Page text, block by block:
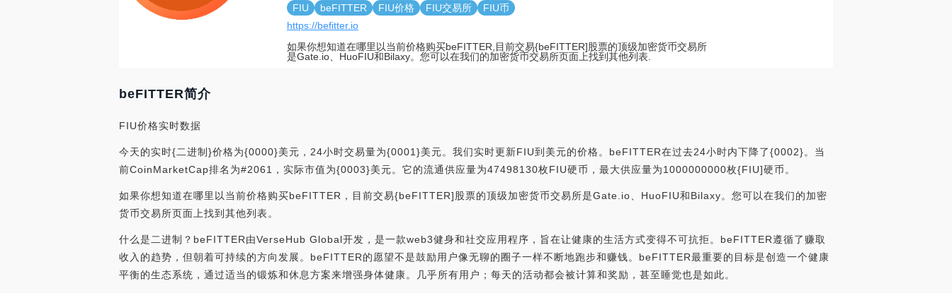
FIU beFITTER FIU价格 FIU交易所
FIU币
https://befitter.io
如果你想知道在哪里以当前价格购买beFITTER,目前交易{beFITTER]股票的顶级加密货币交易所
是Gate.io、HuoFIU和Bilaxy。您可以在我们的加密货币交易所页面上找到其他列表.
beFITTER简介
FIU价格实时数据
今天的实时{二进制}价格为{0000}美元，24小时交易量为{0001}美元。我们实时更新FIU到美元的价格。beFITTER在过去24小时内下降了{0002}。当
前CoinMarketCap排名为#2061，实际市值为{0003}美元。它的流通供应量为47498130枚FIU硬币，最大供应量为1000000000枚{FIU]硬币。
如果你想知道在哪里以当前价格购买beFITTER，目前交易{beFITTER]股票的顶级加密货币交易所是Gate.io、HuoFIU和Bilaxy。您可以在我们的加密
货币交易所页面上找到其他列表。
什么是二进制？beFITTER由VerseHub Global开发，是一款web3健身和社交应用程序，旨在让健康的生活方式变得不可抗拒。beFITTER遵循了赚取
收入的趋势，但朝着可持续的方向发展。beFITTER的愿望不是鼓励用户像无聊的圈子一样不断地跑步和赚钱。beFITTER最重要的目标是创造一个健康
平衡的生态系统，通过适当的锻炼和休息方案来增强身体健康。几乎所有用户；每天的活动都会被计算和奖励，甚至睡觉也是如此。